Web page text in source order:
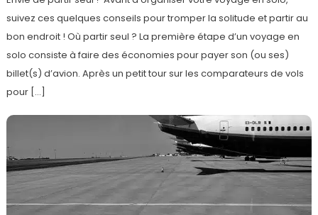
suivez ces quelques conseils pour tromper la solitude et partir au
bon endroit ! Où partir seul ? La première étape d’un voyage en
solo consiste à faire des économies pour payer son (ou ses)
billet(s) d’avion. Après un petit tour sur les comparateurs de vols
pour […]